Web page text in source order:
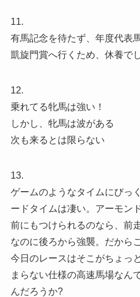
11.
有馬記念を待たず、年度代表
凱旋門賞へ行くため、休養で
12.
乗れてる牝馬は強い！
しかし、牝馬は波がある
次も来るとは限らない
13.
ゲームのようなタイムにびっ
ードタイムは凄い。アーモン
前にもつけられるのなら、前
なのに後ろから強襲。だから
今日のレースはそこがちょっ
まらない仕様の高速馬場なん
んだろうか?